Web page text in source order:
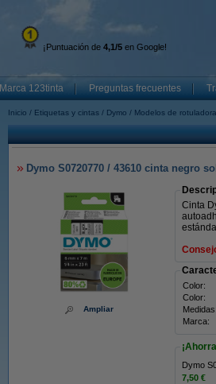
¡Puntuación de 4,1/5 en Google!
Marca 123tinta Preguntas frecuentes
Inicio Etiquetas y cintas Dymo Modelos de
Dymo S0720770 / 43610 cinta negro
Ampliar
Cinta
Color:
Color:
Medidas:
Marca:
Dymo
7,50 €